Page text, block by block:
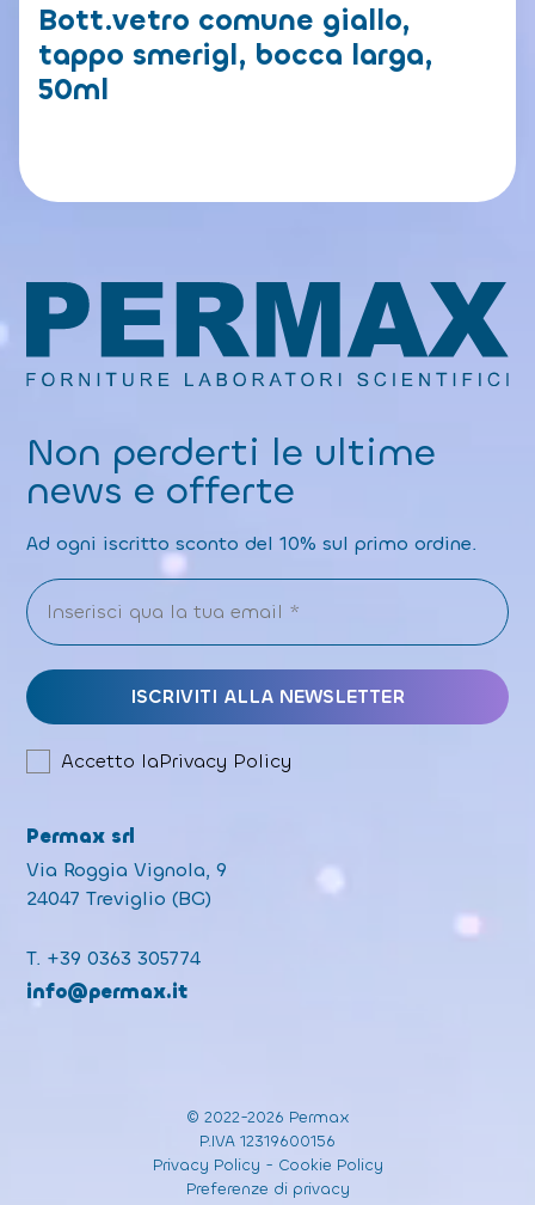
Bott.vetro comune giallo,
tappo smerigl, bocca larga,
50ml
Non perderti le ultime
news e offerte
Ad ogni iscritto sconto del 10% sul primo ordine.
Accetto laPrivacy Policy
Permax srl
Via Roggia Vignola, 9
24047 Treviglio (BG)
T. +39 0363 305774
info@permax.it
© 2022-2026 Permax
P.IVA 12319600156
Privacy Policy - Cookie Policy
Preferenze di privacy